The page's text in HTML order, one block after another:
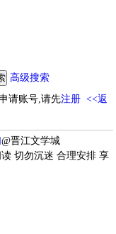
高级搜索
请账号,请先注册 <<返
@晋江文学城
切勿沉迷 合理安排 享